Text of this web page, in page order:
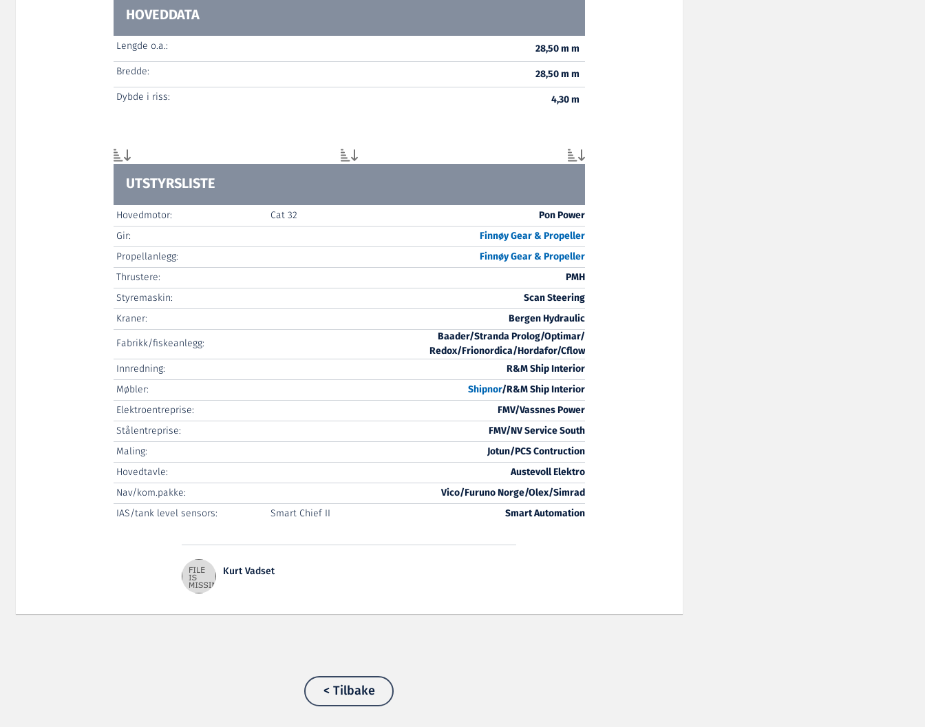
HOVEDDATA
Lengde o.a.:
28,50 m m
Bredde:
28,50 m m
Dybde i riss:
4,30 m
UTSTYRSLISTE
Hovedmotor: Cat 32
Pon Power
Gir:
Finnøy Gear & Propeller
Propellanlegg:
Finnøy Gear & Propeller
Thrustere:
PMH
Styremaskin:
Scan Steering
Kraner:
Bergen Hydraulic
Fabrikk/fiskeanlegg:
Baader/Stranda Prolog/Optimar/
Redox/Frionordica/Hordafor/Cflow
Innredning:
R&M Ship Interior
Møbler:
Shipnor/R&M Ship Interior
Elektroentreprise:
FMV/Vassnes Power
Stålentreprise:
FMV/NV Service South
Maling:
Jotun/PCS Contruction
Hovedtavle:
Austevoll Elektro
Nav/kom.pakke:
Vico/Furuno Norge/Olex/Simrad
IAS/tank level sensors:
Smart Chief II Smart Automation
Kurt Vadset
< Tilbake